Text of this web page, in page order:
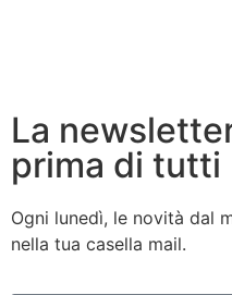
La
prima di tutti
Ogni lunedì, le novità dal
nella tua casella mail.